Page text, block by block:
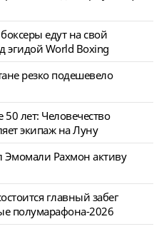
едут на свой
эгидой World Boxing
резко подешевело
50 лет: Человечество
экипаж на Луну
Эмомали Рахмон активу
главный забег
полумарафона-2026